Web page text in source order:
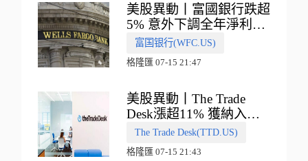
美股異動丨富國銀行跌超
5% 意外下調全年淨利息
收入指引
富国银行(WFC.US)
格隆匯 07-15 21:47
美股異動丨The Trade
Desk漲超11% 獲納入標
普500指數
The Trade Desk(TTD.US)
格隆匯 07-15 21:43